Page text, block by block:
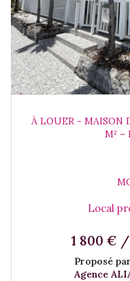
À LOUER - MAISON
M² –
1 800 €
Proposé par
Agence